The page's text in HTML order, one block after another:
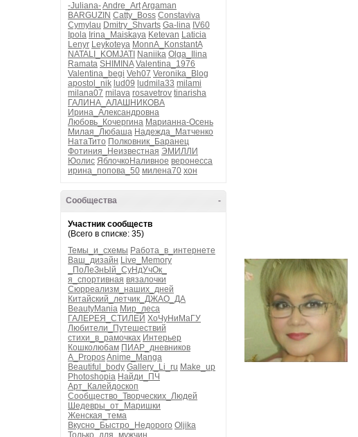
-Juliana-Andre_ArtArgaman
BARGUZIN Catty_Boss Constaviva
Cymylau Dmitry_Shvarts Ga-lina IV60
Ipola Irina_Maiskaya Ketevan Laticia
Lenyr Leykoteya MonnA_KonstantA
NATALI_KOMJATI Naniika Olga_Ilina
Ramata SHIMINA Valentina_1976
Valentina_begi Veh07 Veronika_Blog
apostol_nik lud09 ludmila33 milami
milana07 milava rosavetrov tinarisha
ГАЛИНА_АЛАШНИКОВА
Ирина_Александровна
Любовь_Кочергина Марианна-Осень
Милая_Любаша Надежда_Матченко
НатаТито Полковник_Баранец
Фотиния_Неизвестная ЭМИЛЛИ
Юолис ЯблочкоНаливное веронесса
ирина_попова_50 милена70 хон
-
Сообщества
Участник сообществ
(Всего в списке: 35)
Темы_и_схемы Работа_в_интернете
Ваш_дизайн Live_Memory
_ПоЛеЗнЫй_СуНдУчОк_
я_спортивная вязалочки
Сюрреализм_наших_дней
Китайский_летчик_ДЖАО_ДА
BeautyMania Мир_леса
ГАЛЕРЕЯ_СТИЛЕЙ ХоЧуНиМаГУ
Любители_Путешествий
стихи_в_рамочках Интерьер
Кошколюбам ПИАР_дневников
A_ProposAnime_Manga
Beautiful_body Gallery_Li_ru Make_up
Photoshopia Найди_ПЧ
Арт_Калейдоскоп
Сообщество_Творческих_Людей
Шедевры_от_Маришки
Женская_тема
Вкусно_Быстро_Недорого Oljika
Только_для_мужчин